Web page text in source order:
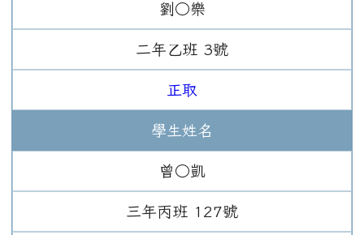
劉○樂
二年 乙班 3號
正取
學生姓名
曾○凱
三年丙班 127號